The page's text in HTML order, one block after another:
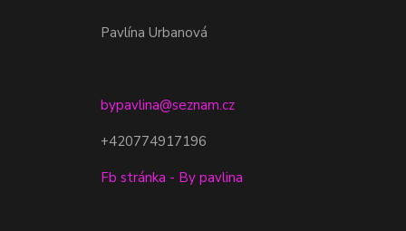
Pavlína Urbanová
bypavlina@seznam.cz
+420774917196
Fb stránka - By pavlina